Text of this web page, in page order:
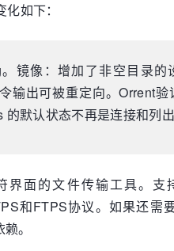
如下：
。 镜像 ：增加了非空目录的
输出可被重定向。Orrent验
的默认状态不再是连接和列
界面的文件传输工具。支
和FTPS协议。如果还需
。